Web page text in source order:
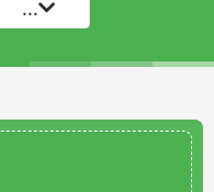
...